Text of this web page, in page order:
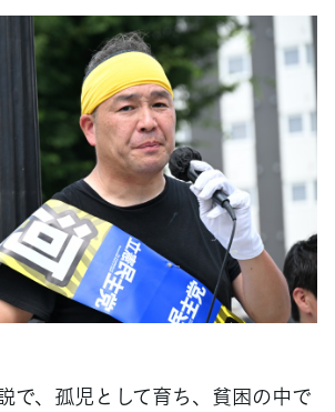
で、孤児として育ち、貧困の中で